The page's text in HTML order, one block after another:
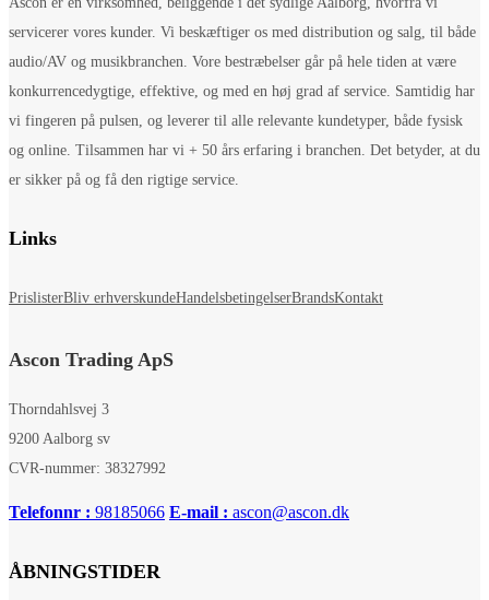
servicerer vores kunder. Vi beskæftiger os med distribution og salg, til både
audio/AV og musikbranchen. Vore bestræbelser går på hele tiden at være
konkurrencedygtige, effektive, og med en høj grad af service. Samtidig har
vi fingeren på pulsen, og leverer til alle relevante kundetyper, både fysisk
og online. Tilsammen har vi + 50 års erfaring i branchen. Det betyder, at du
er sikker på og få den rigtige service.
Links
PrislisterBliv erhverskundeHandelsbetingelserBrandsKontakt
Ascon Trading ApS
Thorndahlsvej 3
9200 Aalborg sv
CVR-nummer: 38327992
Telefonnr : 98185066 E-mail : ascon@ascon.dk
ÅBNINGSTIDER